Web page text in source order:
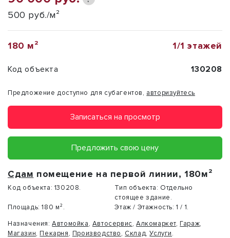
500 руб./м²
180 м² 1/1 этажей
Код объекта 130208
Предложение доступно для субагентов, авторизуйтесь
Записаться на просмотр
Предложить свою цену
Сдам помещение на первой линии, 180м²
Код объекта: 130208. Тип объекта: Отдельно
стоящее здание.
Площадь: 180 м². Этаж / Этажность: 1 / 1.
Назначения: Автомойка, Автосервис,Алкомаркет, Гараж,
Магазин, Пекарня, Производство, Склад,Услуги.